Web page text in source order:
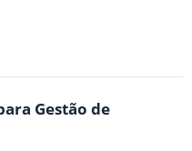
Gestão de